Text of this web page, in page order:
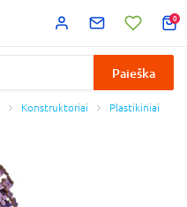
0
Paieška
Konstruktoriai Plastikiniai